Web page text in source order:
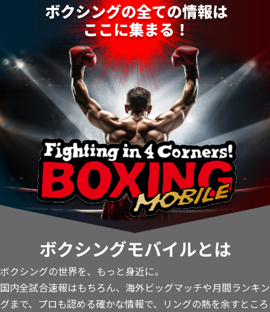
ボクシングモバイルとは
ボクシングの世界を、もっと身近に。
国内全試合速報はもちろん、海外ビッグマッチや月間ランキン
グまで、プロも認める確かな情報で、リングの熱を余すところ